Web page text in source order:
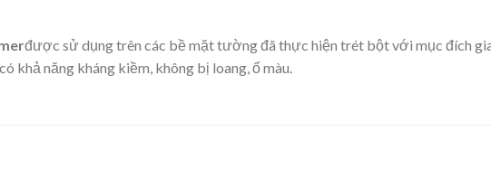
được sử dụng trên các bề mặt tường đã thực hiện trét bột với mục đích
khả năng kháng kiềm, không bị loang, ố màu.